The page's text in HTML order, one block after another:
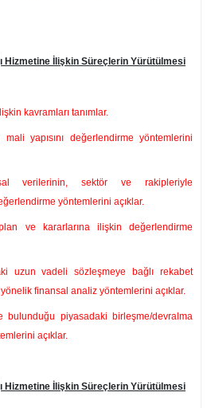
Hizmetine İlişkin Süreçlerin Yürütülmesi
kavramları tanımlar.
yapısını değerlendirme yöntemlerini
verilerinin, sektör ve rakipleriyle
yöntemlerini açıklar.
plan ve kararlarına ilişkin değerlendirme
uzun vadeli sözleşmeye bağlı rekabet
yönelik finansal analiz yöntemlerini açıklar.
bulunduğu piyasadaki birleşme/devralma
açıklar.
Hizmetine İlişkin Süreçlerin Yürütülmesi